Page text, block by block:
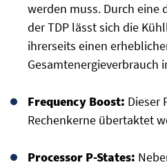
werden muss. Durch eine
der TDP lässt sich die
ihrerseits einen
Gesamtenergieverbrauch
Frequency Boost: Dieser
Rechenkerne übertaktet
Processor P-States: